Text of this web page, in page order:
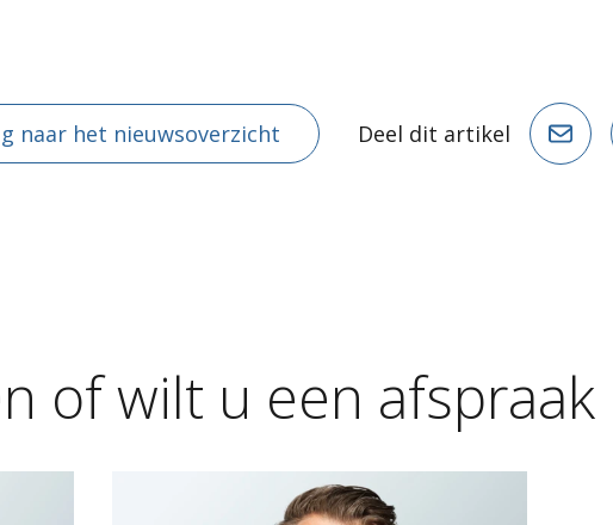
naar het nieuwsoverzicht Deel dit artikel
ofwilt u een afspraak